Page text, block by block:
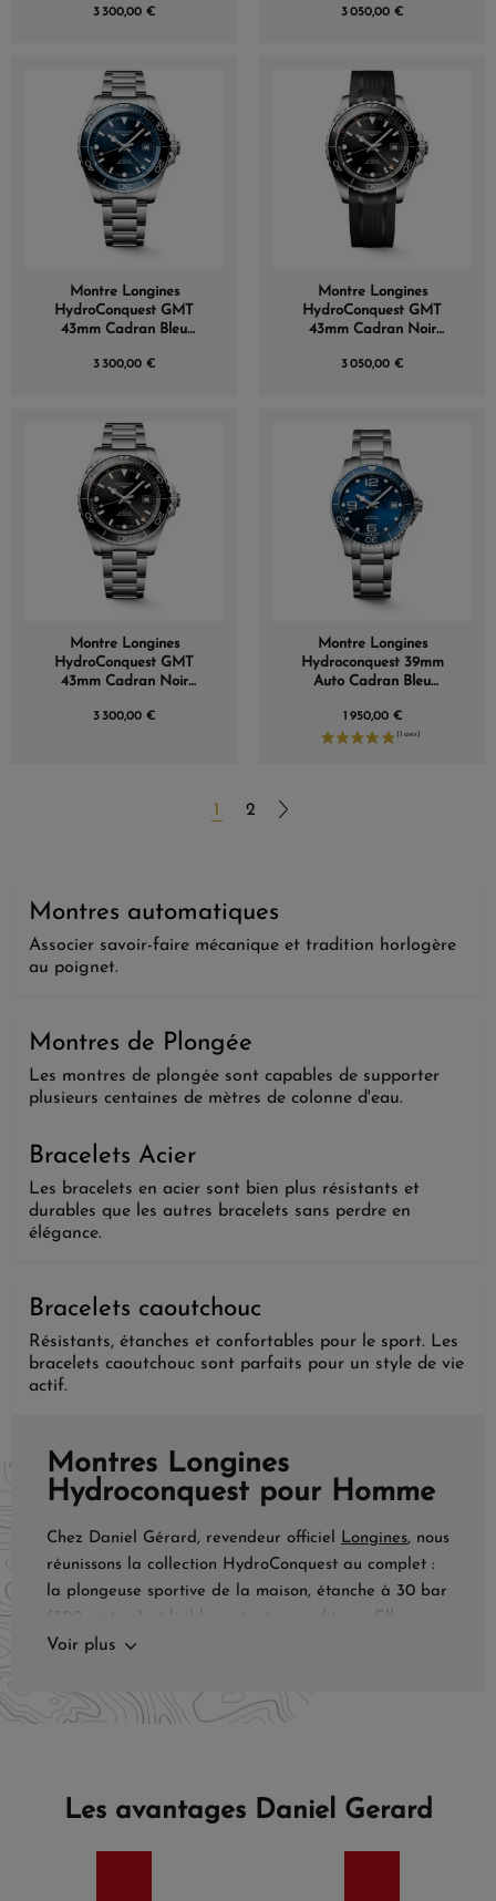
3 300,00 € 3 050,00 €
Montre Longines
HydroConquest GMT
43mm Cadran Bleu
3 300,00 €
Montre Longines
HydroConquest GMT
43mm Cadran Noir
3 050,00 €
Montre Longines
HydroConquest GMT
43mm Cadran Noir
3 300,00 €
Montre Longines
Hydroconquest 39mm
Auto Cadran Bleu
1 950,00 €
1 2
Montres automatiques
Associer savoir-faire mécanique et tradition horlogère
au poignet.
Montres de Plongée
Les montres de plongée sont capables de supporter
plusieurs centaines de mètres de colonne d'eau.
Bracelets Acier
Les bracelets en acier sont bien plus résistants et
durables que les autres bracelets sans perdre en
élégance.
Bracelets caoutchouc
Résistants, étanches et confortables pour le sport. Les
bracelets caoutchouc sont parfaits pour un style de vie
actif.
Montres Longines
Hydroconquest pour Homme
Chez Daniel Gérard, revendeur officiel Longines, nous
réunissons la collection HydroConquest au complet :
la plongeuse sportive de la maison, étanche à 30 bar
décline désormais en deux familles de mouvement,
jusqu'aux versions bicolores or.
La plupart des HydroConquest du catalogue sont
Voir plus
Les avantages Daniel Gerard